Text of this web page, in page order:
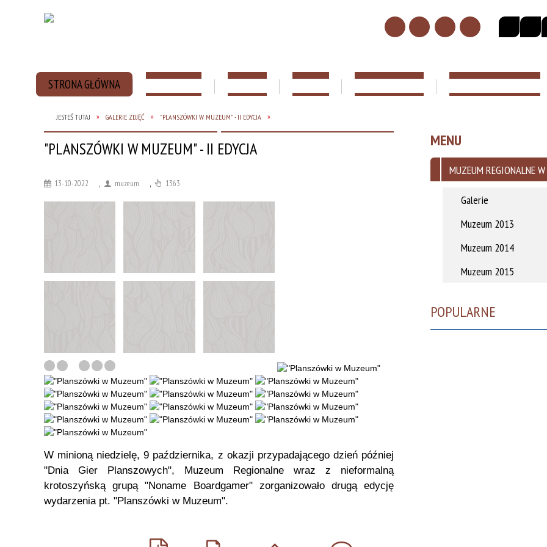
STRONA GŁÓWNA
JESTEŚ TUTAJ GALERIE ZDJĘĆ "PLANSZÓWKI W MUZEUM" - II EDYCJA
"PLANSZÓWKI W MUZEUM" - II EDYCJA
13-10-2022 muzeum 1363
W minioną niedzielę, 9 października, z okazji przypadającego dzień później
"Dnia Gier Planszowych", Muzeum Regionalne wraz z nieformalną
krotoszyńską grupą "Noname Boardgamer" zorganizowało drugą edycję
wydarzenia pt. "Planszówki w Muzeum".
MENU
MUZEUM REGIONALNE
Galerie
Muzeum 2013
Muzeum 2014
Muzeum 2015
POPULARNE